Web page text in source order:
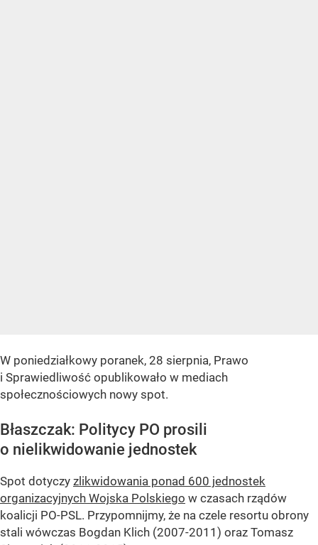
W poniedziałkowy poranek, 28 sierpnia, Prawo
i Sprawiedliwość opublikowało w mediach
społecznościowych nowy spot.
Błaszczak: Politycy PO prosili
o nielikwidowanie jednostek
Spot dotyczy zlikwidowania ponad 600 jednostek
organizacyjnych Wojska Polskiego w czasach rządów
koalicji PO-PSL. Przypomnijmy, że na czele resortu obrony
stali wówczas Bogdan Klich (2007-2011) oraz Tomasz